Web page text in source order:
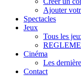
Ajouter
Spectacles
Jeux
Tous les
Cinéma
Les
Contact